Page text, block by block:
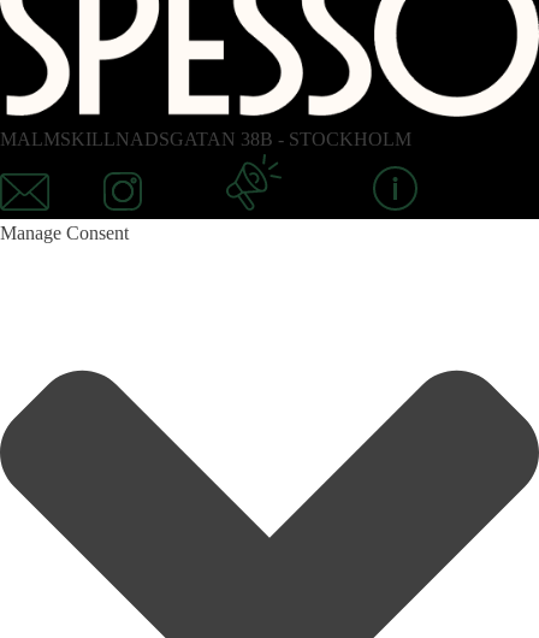
MALMSKILLNADSGATAN 38B - STOCKHOLM
Manage Consent